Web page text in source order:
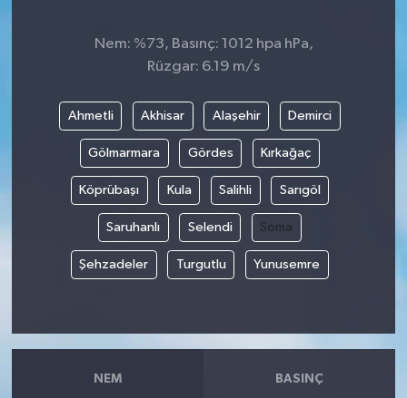
Nem: %73, Basınç: 1012 hpa hPa,
Rüzgar: 6.19 m/s
Ahmetli Akhisar Alaşehir Demirci
Gölmarmara Gördes Kırkağaç
Köprübaşı Kula Salihli Sarıgöl
Saruhanlı Selendi Soma
Şehzadeler Turgutlu Yunusemre
NEM BASINÇ
MAKALE
REKLAM
SAĞLIK
SİYASET
SPOR